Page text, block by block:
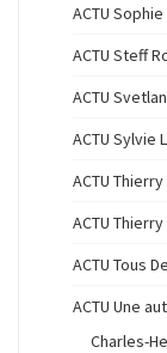
ACTU
ACTU Steff
ACTU
ACTU Sylvie
ACTU
ACTU
ACTU Tous
ACTU Une
Charles-